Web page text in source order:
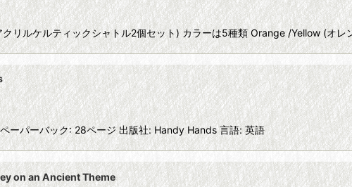
リルケルティックシャトル2個セット) カラーは5種類 Orange /Yellow (オレ
ーパーバック: 28ページ 出版社: Handy Hands 言語: 英語
on an Ancient Theme